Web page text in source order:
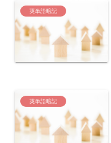
英単語暗記
英単語暗記